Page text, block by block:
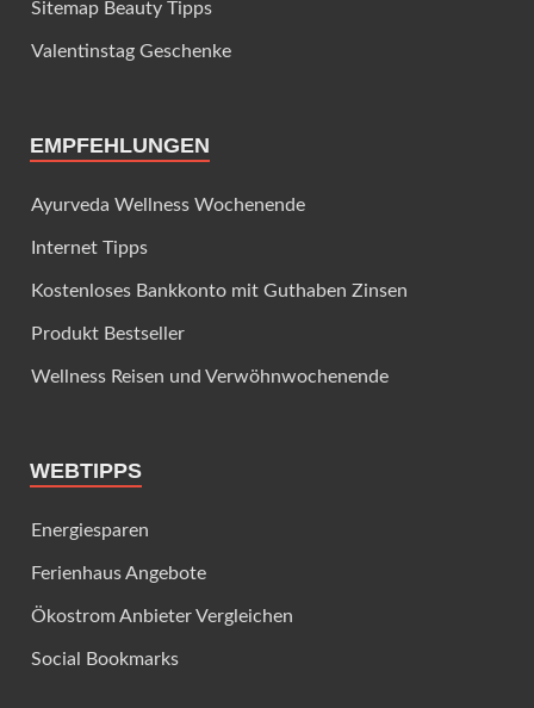
Sitemap Beauty Tipps
Valentinstag Geschenke
EMPFEHLUNGEN
Ayurveda Wellness Wochenende
Internet Tipps
Kostenloses Bankkonto mit Guthaben Zinsen
Produkt Bestseller
Wellness Reisen und Verwöhnwochenende
WEBTIPPS
Energiesparen
Ferienhaus Angebote
Ökostrom Anbieter Vergleichen
Social Bookmarks